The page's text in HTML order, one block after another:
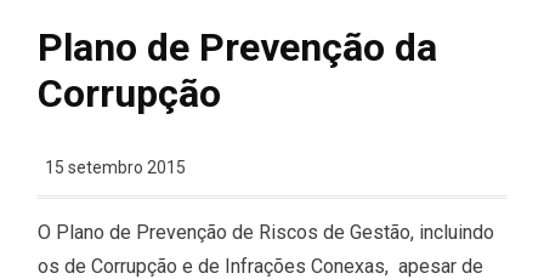
Plano de Prevenção da
Corrupção
15 setembro 2015
O Plano de Prevenção de Riscos de Gestão, incluindo
os de Corrupção e de Infrações Conexas, apesar de